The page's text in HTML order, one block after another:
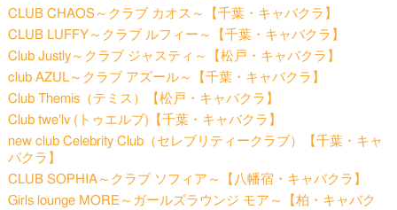
CLUB CHAOS～クラブ カオス～【千葉・キャバクラ】
CLUB LUFFY～クラブ ルフィー～【千葉・キャバクラ】
Club Justly～クラブ ジャスティ～【松戸・キャバクラ】
club AZUL～クラブ アズール～【千葉・キャバクラ】
Club Themis（テミス）【松戸・キャバクラ】
Club twe'lv (トゥエルブ)【千葉・キャバクラ】
new club Celebrity Club（セレブリティークラブ）【千葉・キャ
バクラ】
CLUB SOPHIA～クラブ ソフィア～【八幡宿・キャバクラ】
Girls lounge MORE～ガールズラウンジ モア～【柏・キャバク